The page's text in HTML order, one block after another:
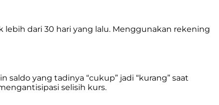
dari 30 hari yang lalu. Menggunakan rekening
yang tadinya “cukup” jadi “kurang” saat
selisih kurs.